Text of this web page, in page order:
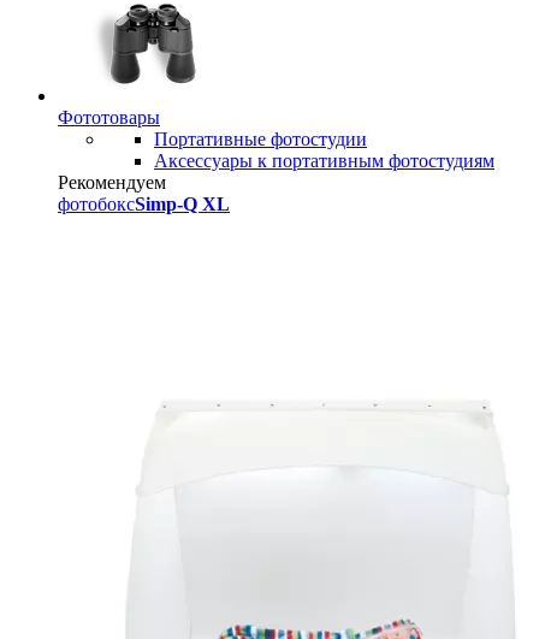
Фототовары
Портативные фотостудии
Аксессуары к портативным фотостудиям
Рекомендуем
фотобоксSimp-Q XL